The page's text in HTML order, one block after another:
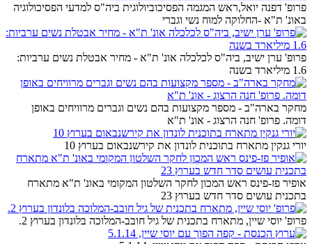
פרופ' דפנה יואל,ראש המגמה הפסיכוביולוגית ביה"ס למדעי הפסיכולוגיה
באונ' ת"א -החלוקה למוח נשי וגברי
פרופ' ערן ישיב, ביה"ס לכלכלה אונ' ת"א - מחיר אבטלת נשים ערביות:
1.6 מיליארד בשנה
מחקר בארה"ב - מספר מקצועות בהם נשים וגברים מרוויחים באופן
דומה. פרופ' חנה הרצוג - אונ' ת"א
יורי גנקין מתארח בתוכנית לונדון את קירשנבאום בערוץ 10
אופיר פז-פינס ראש המכון לחקר השלטון המקומי באונ' ת"א מתארח
בתכנית עושים סדר חדש בערוץ 23
פרופ' יוסי שיין, מתארח בתכנית של גיל חובב-המלוכה בלונדון בערוץ 2.